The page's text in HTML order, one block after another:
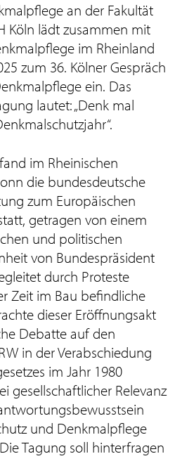
an der Fakultät
Köln lädt zusammen mit
im Rheinland
zum 36. Kölner Gespräch
ein. Das
lautet: „Denk mal
im Rheinischen
die bundesdeutsche
zum Europäischen
getragen von einem
und politischen
von Bundespräsident
durch Proteste
Zeit im Bau befindliche
dieser Eröffnungsakt
Debatte auf den
in der Verabschiedung
im Jahr 1980
gesellschaftlicher Relevanz
und Denkmalpflege
Tagung soll hinterfragen